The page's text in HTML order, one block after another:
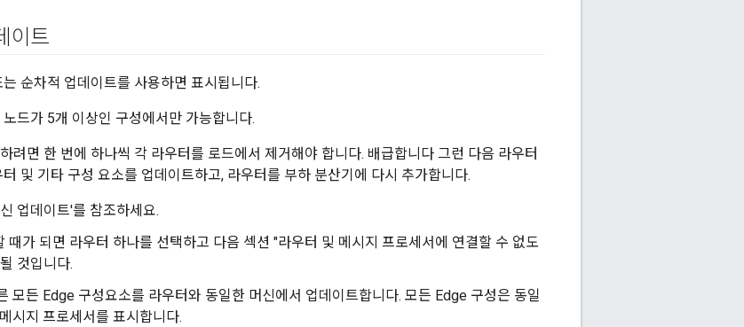
이트
순차적 업데이트를 사용하면 표시됩니다.
드가 5개 이상인 구성에서만 가능합니다.
려면 한 번에 하나씩 각 라우터를 로드에서 제거해야 합니다. 배급합니다 그런 다음 라우터
및 기타 구성 요소를 업데이트하고, 라우터를 부하 분산기에 다시 추가합니다.
업데이트'를 참조하세요.
때가 되면 라우터 하나를 선택하고 다음 섹션 "라우터 및 메시지 프로세서에 연결할 수 없도
것입니다.
모든 Edge 구성요소를 라우터와 동일한 머신에서 업데이트합니다. 모든 Edge 구성은 동일
시지 프로세서를 표시합니다.